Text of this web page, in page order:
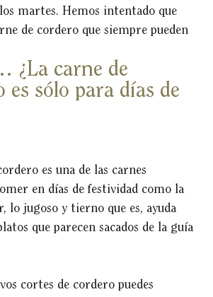
martes. Hemos intentado que
de cordero que siempre pueden
¿La carne de
es sólo para días de
es una de las carnes
en días de festividad como la
lo jugoso y tierno que es, ayuda
que parecen sacados de la guía
cortes de cordero puedes